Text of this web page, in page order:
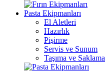
Pasta Ekipmanları
El Aletleri
Hazırlık
Pişirme
Servis ve Sunum
Taşıma ve Saklama